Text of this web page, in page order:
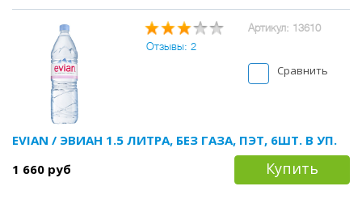
Артикул: 13610
Отзывы: 2
Сравнить
EVIAN / ЭВИАН 1.5 ЛИТРА, БЕЗ ГАЗА, ПЭТ, 6ШТ. В УП.
1 660 руб
Купить